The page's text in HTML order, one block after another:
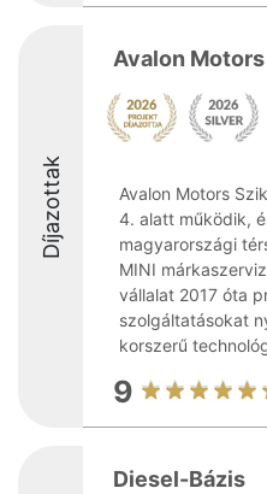
Díjazottak
Avalon Motors
Avalon Motors
4. alatt működik,
magyarországi
MINI
vállalat 2017 óta
szolgáltatásokat
korszerű
9
Diesel-Bázis